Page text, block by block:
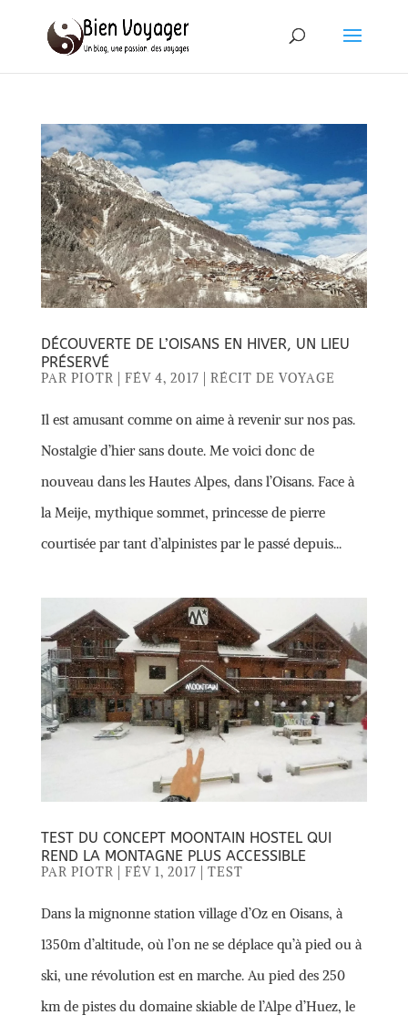
DÉCOUVERTE DE L’OISANS EN HIVER, UN LIEU
PRÉSERVÉ
PAR PIOTR FÉV 4, 2017 RÉCIT DE VOYAGE
Il est amusant comme on aime à revenir sur nos pas.
Nostalgie d’hier sans doute. Me voici donc de
nouveau dans les Hautes Alpes, dans l’Oisans. Face à
la Meije, mythique sommet, princesse de pierre
courtisée par tant d’alpinistes par le passé depuis...
TEST DU CONCEPT MOONTAIN HOSTEL QUI
REND LA MONTAGNE PLUS ACCESSIBLE
PAR PIOTR FÉV 1, 2017 TEST
Dans la mignonne station village d’Oz en Oisans, à
1350m d’altitude, où l’on ne se déplace qu’à pied ou à
ski, une révolution est en marche. Au pied des 250
km de pistes du domaine skiable de l’Alpe d’Huez, le